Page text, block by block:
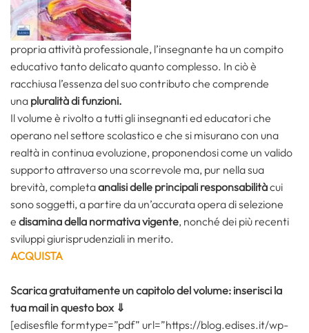
propria attività professionale, l’insegnante ha un compito
educativo tanto delicato quanto complesso. In ciò è
racchiusa l’essenza del suo contributo che comprende
una pluralità di funzioni.
Il volume è rivolto a tutti gli insegnanti ed educatori che
operano nel settore scolastico e che si misurano con una
realtà in continua evoluzione, proponendosi come un valido
supporto attraverso una scorrevole ma, pur nella sua
brevità, completaanalisi delle principali responsabilitàcui
sono soggetti, a partire da un’accurata opera di selezione
e disamina della normativa vigente, nonché dei più recenti
sviluppi giurisprudenziali in merito.
ACQUISTA
Scarica gratuitamente un capitolo del volume: inserisci la
tua mail in questo box ⇓
[edisesfile formtype=”pdf” url=”https://blog.edises.it/wp-